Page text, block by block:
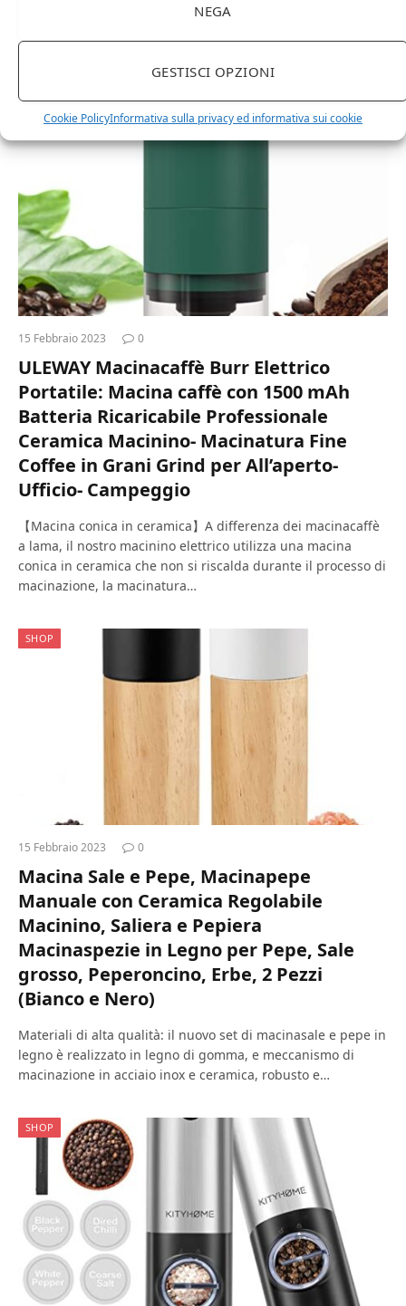
NEGA
GESTISCI OPZIONI
Cookie PolicyInformativa sulla privacy ed informativa sui cookie
smerigliatrice dell’erba resistente; Lo zinco è più resistente e
più duraturo dell’alluminio. Le nostre smerigliatrici sono
15 Febbraio 2023 0
ULEWAY Macinacaffè Burr Elettrico
Portatile: Macina caffè con 1500 mAh
Batteria Ricaricabile Professionale
Ceramica Macinino- Macinatura Fine
Coffee in Grani Grind per All’aperto-
Ufficio- Campeggio
【Macina conica in ceramica】A differenza dei macinacaffè
a lama, il nostro macinino elettrico utilizza una macina
conica in ceramica che non si riscalda durante il processo di
macinazione, la macinatura…
SHOP
15 Febbraio 2023 0
Macina Sale e Pepe, Macinapepe
Manuale con Ceramica Regolabile
Macinino, Saliera e Pepiera
Macinaspezie in Legno per Pepe, Sale
grosso, Peperoncino, Erbe, 2 Pezzi
(Bianco e Nero)
Materiali di alta qualità: il nuovo set di macinasale e pepe in
legno è realizzato in legno di gomma, e meccanismo di
macinazione in acciaio inox e ceramica, robusto e…
SHOP